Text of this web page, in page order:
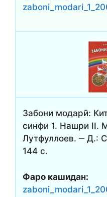
Забони модарӣ:
синфи 1. Нашри II.
Лутфуллоев. ‒ Д.:
144 с.
Фаро кашидан: